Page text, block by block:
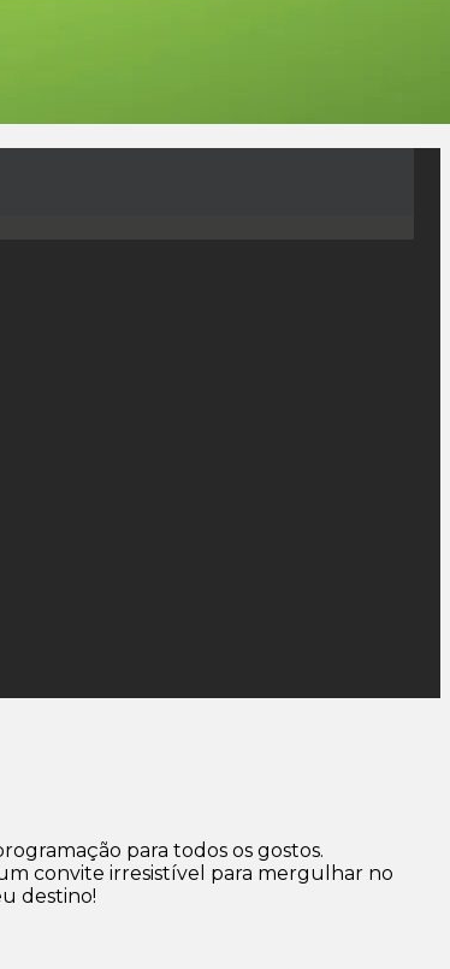
para todos os gostos.
convite irresistível para mergulhar no
destino!